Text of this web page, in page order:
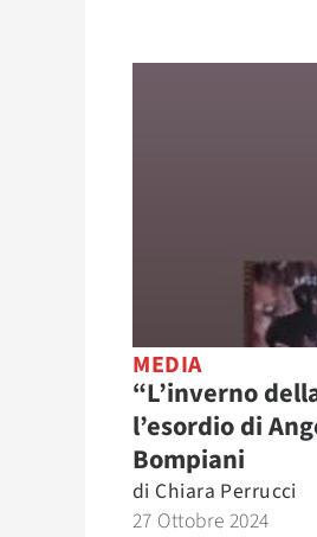
MEDIA
“L’inverno
l’esordio di
Bompiani
di Chiara Perrucci
27 Ottobre 2024